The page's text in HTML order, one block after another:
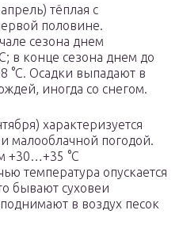
тёплая с
половине.
сезона днем
в конце сезона днем до
°C. Осадки выпадают в
иногда со снегом.
характеризуется
малооблачной погодой.
+30…+35 °C
температура опускается
бывают суховеи
в воздух песок